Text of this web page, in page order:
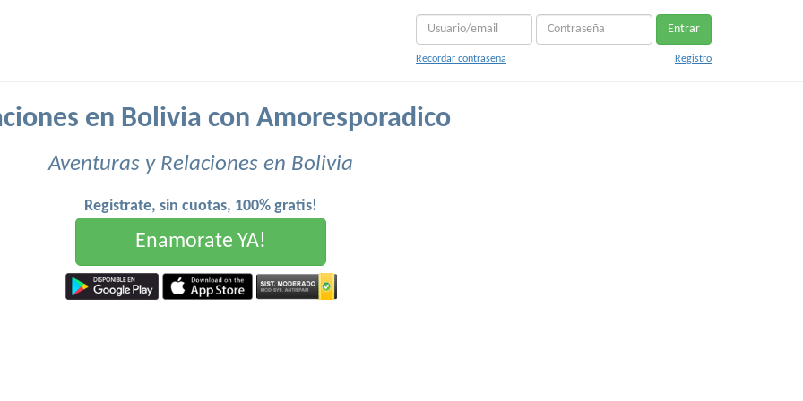
Entrar
Recordar contraseña Registro
en Bolivia con Amoresporadico
Aventuras y Relaciones en Bolivia
Registrate, sin cuotas, 100% gratis!
Enamorate YA!